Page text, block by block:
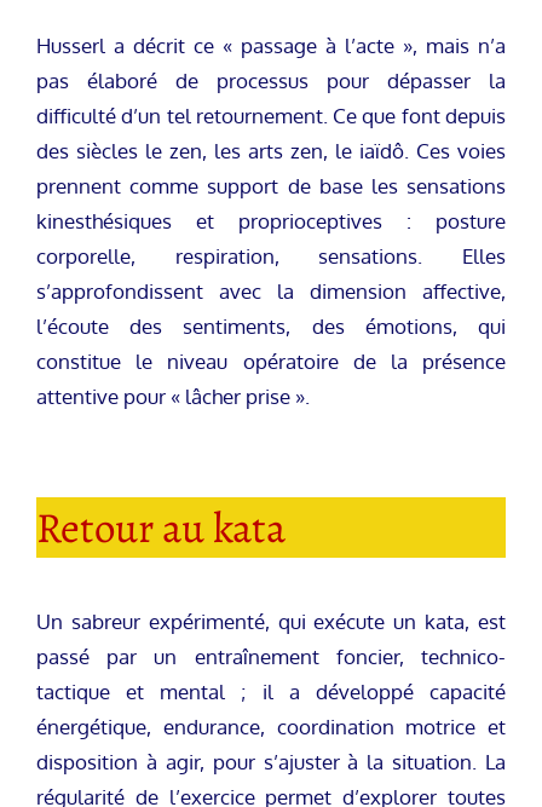
Husserl a décrit ce « passage à l’acte », mais n’a
pas élaboré de processus pour dépasser la
difficulté d’un tel retournement. Ce que font depuis
des siècles le zen, les arts zen, le iaïdô. Ces voies
prennent comme support de base les sensations
kinesthésiques et proprioceptives : posture
corporelle, respiration, sensations. Elles
s’approfondissent avec la dimension affective,
l’écoute des sentiments, des émotions, qui
constitue le niveau opératoire de la présence
attentive pour « lâcher prise ».
Retour au kata
Un sabreur expérimenté, qui exécute un kata, est
passé par un entraînement foncier, technico-
tactique et mental ; il a développé capacité
énergétique, endurance, coordination motrice et
disposition à agir, pour s’ajuster à la situation. La
régularité de l’exercice permet d’explorer toutes